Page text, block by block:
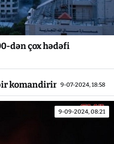
dən çox hədəfi
9-07-2024, 18:58
komandirini məhv etdi
9-09-2024, 08:21